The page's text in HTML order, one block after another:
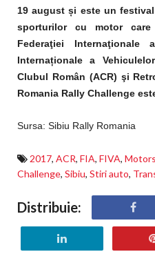
19 august și este un
sporturilor cu motor
Federaţiei Internaţionale
Internaționale a
Clubul Român (ACR) şi
Romania Rally Challenge
Sursa: Sibiu Rally Romania
2017, ACR, FIA, FIVA,
Challenge, Sibiu, Stiri auto,
Distribuie: